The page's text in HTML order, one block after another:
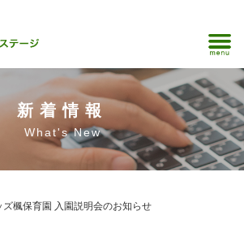
新着情報
What's New
楓保育園 入園説明会のお知らせ